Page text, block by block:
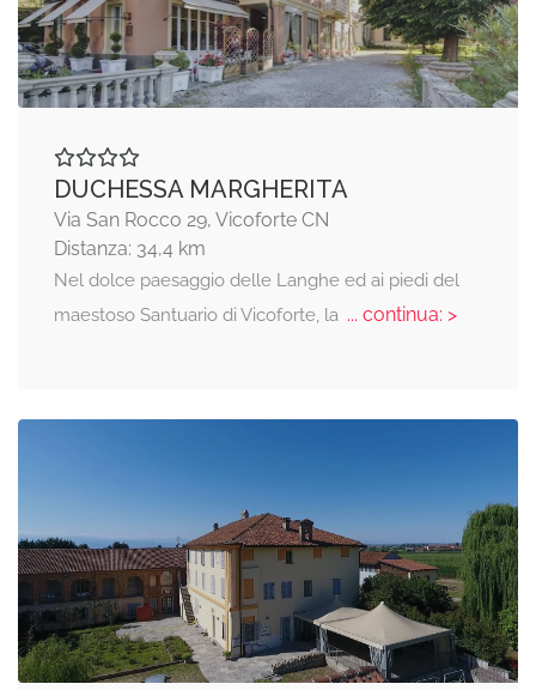
DUCHESSA MARGHERITA
Via San Rocco 29, Vicoforte CN
Distanza: 34,4 km
Nel dolce paesaggio delle Langhe ed ai piedi del
maestoso Santuario di Vicoforte, la... continua: >